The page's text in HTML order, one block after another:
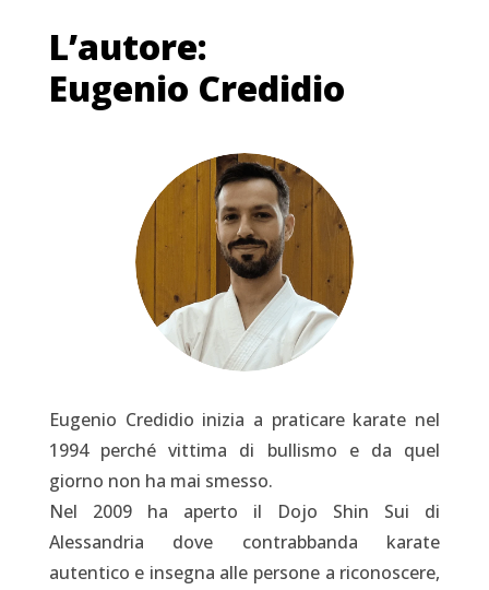
L’autore:
Eugenio Credidio
Eugenio Credidio inizia a praticare karate nel
1994 perché vittima di bullismo e da quel
giorno non ha mai smesso.
Nel 2009 ha aperto il Dojo Shin Sui di
Alessandria dove contrabbanda karate
autentico e insegna alle persone a riconoscere,